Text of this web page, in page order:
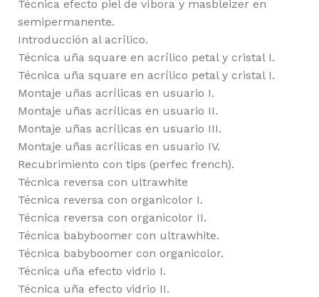
Técnica efecto piel de víbora y masbleizer en
semipermanente.
Introducción al acrílico.
Técnica uña square en acrílico petal y cristal I.
Técnica uña square en acrílico petal y cristal I.
Montaje uñas acrílicas en usuario I.
Montaje uñas acrílicas en usuario II.
Montaje uñas acrílicas en usuario III.
Montaje uñas acrílicas en usuario IV.
Recubrimiento con tips (perfec french).
Técnica reversa con ultrawhite
Técnica reversa con organicolor I.
Técnica reversa con organicolor II.
Técnica babyboomer con ultrawhite.
Técnica babyboomer con organicolor.
Técnica uña efecto vidrio I.
Técnica uña efecto vidrio II.